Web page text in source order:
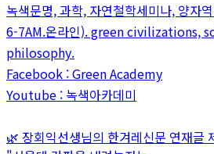
녹색문명, 과학, 자연철학세미나, 양자
6-7AM.온라인). green civilizations,
philosophy.
Facebook : Green Academy
Youtube : 녹색아카데미
🌿 장회익선생님의 한겨레신문 연재글